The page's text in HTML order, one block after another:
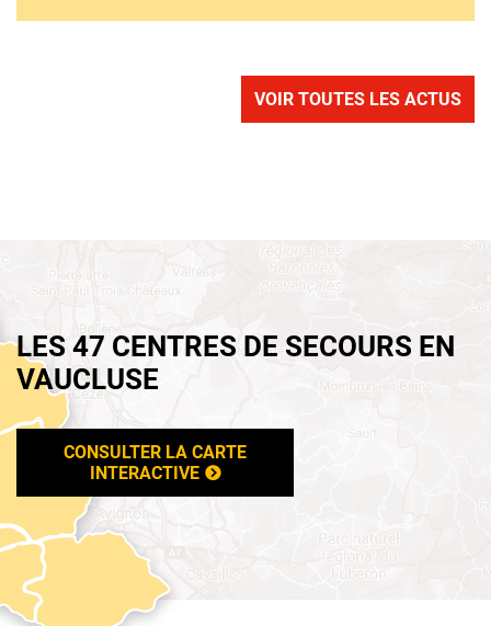
VOIR TOUTES LES ACTUS
LES 47 CENTRES DE SECOURS EN
VAUCLUSE
CONSULTER LA CARTE
INTERACTIVE